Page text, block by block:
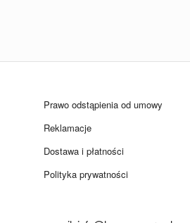
Prawo odstąpienia od umowy
Reklamacje
Dostawa i płatności
Polityka prywatności